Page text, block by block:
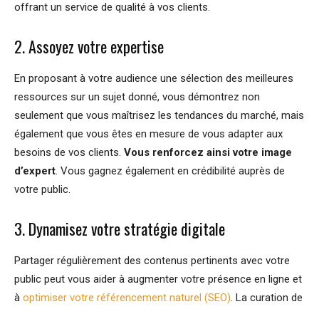
offrant un service de qualité à vos clients.
2. Assoyez votre expertise
En proposant à votre audience une sélection des meilleures
ressources sur un sujet donné, vous démontrez non
seulement que vous maîtrisez les tendances du marché, mais
également que vous êtes en mesure de vous adapter aux
besoins de vos clients. Vous renforcez ainsi votre image
d’expert. Vous gagnez également en crédibilité auprès de
votre public.
3. Dynamisez votre stratégie digitale
Partager régulièrement des contenus pertinents avec votre
public peut vous aider à augmenter votre présence en ligne et
à optimiser votre référencement naturel (SEO). La curation de